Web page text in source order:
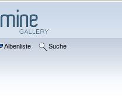
Albenliste Suche